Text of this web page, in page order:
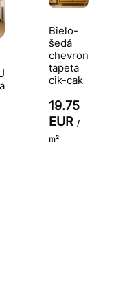
Bielo-
šedá
chevron
tapeta
cik-cak
19.75
EUR /
m²